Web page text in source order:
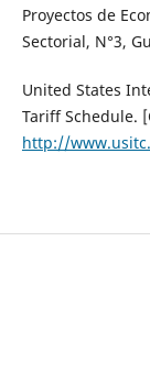
Proyectos de
Sectorial, N°3,
United States
Tariff Schedule.
http://